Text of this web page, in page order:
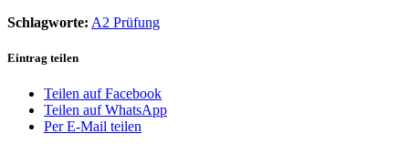
Schlagworte: A2 Prüfung
Eintrag teilen
Teilen auf Facebook
Teilen auf WhatsApp
Per E-Mail teilen